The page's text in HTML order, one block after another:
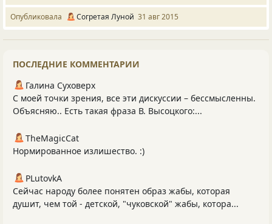
Опубликовала Согретая Луной 31 авг 2015
ПОСЛЕДНИЕ КОММЕНТАРИИ
Галина Суховерх
С моей точки зрения, все эти дискуссии – бессмысленны.
Объясняю.. Есть такая фраза В. Высоцкого:...
TheMagicCat
Нормированное излишество. :)
PLutоvkА
Сейчас народу более понятен образ жабы, которая
душит, чем той - детской, "чуковской" жабы, котора...